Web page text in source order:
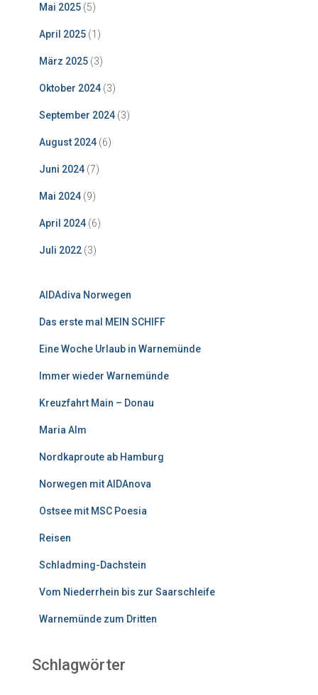
Mai 2025 (5)
April 2025 (1)
März 2025 (3)
Oktober 2024 (3)
September 2024 (3)
August 2024 (6)
Juni 2024 (7)
Mai 2024 (9)
April 2024 (6)
Juli 2022 (3)
AIDAdiva Norwegen
Das erste mal MEIN SCHIFF
Eine Woche Urlaub in Warnemünde
Immer wieder Warnemünde
Kreuzfahrt Main – Donau
Maria Alm
Nordkaproute ab Hamburg
Norwegen mit AIDAnova
Ostsee mit MSC Poesia
Reisen
Schladming-Dachstein
Vom Niederrhein bis zur Saarschleife
Warnemünde zum Dritten
Schlagwörter